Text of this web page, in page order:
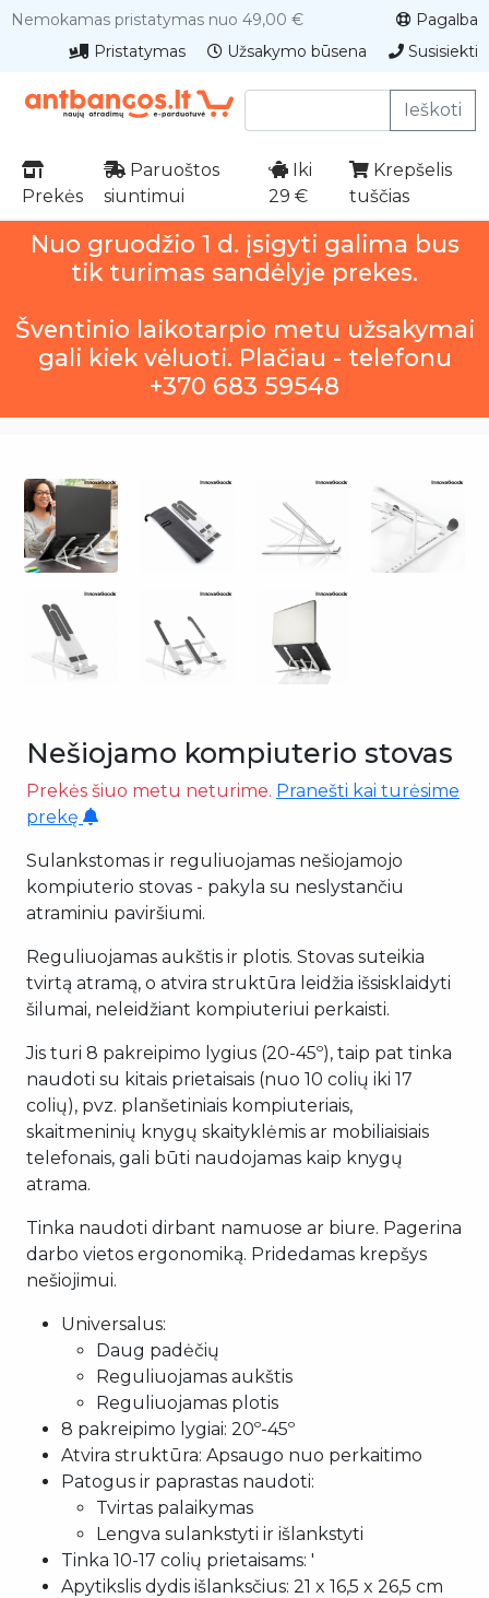
Nemokamas pristatymas nuo 49,00 €
Pagalba
Pristatymas
Užsakymo būsena Susisiekti
Ieškoti
Prekės
Paruoštos
siuntimui
Iki
29 €
Krepšelis
tuščias
Nuo gruodžio 1 d. įsigyti galima bus
tik turimas sandėlyje prekes.
Šventinio laikotarpio metu užsakymai
gali kiek vėluoti. Plačiau - telefonu
+370 683 59548
Nešiojamo kompiuterio stovas
Prekės šiuo metu neturime. Pranešti kai turėsime
prekę
Sulankstomas ir reguliuojamas nešiojamojo
kompiuterio stovas - pakyla su neslystančiu
atraminiu paviršiumi.
Reguliuojamas aukštis ir plotis. Stovas suteikia
tvirtą atramą, o atvira struktūra leidžia išsisklaidyti
šilumai, neleidžiant kompiuteriui perkaisti.
Jis turi 8 pakreipimo lygius (20-45º), taip pat tinka
naudoti su kitais prietaisais (nuo 10 colių iki 17
colių), pvz. planšetiniais kompiuteriais,
skaitmeninių knygų skaityklėmis ar mobiliaisiais
telefonais, gali būti naudojamas kaip knygų
atrama.
Tinka naudoti dirbant namuose ar biure. Pagerina
darbo vietos ergonomiką. Pridedamas krepšys
nešiojimui.
Universalus:
Daug padėčių
Reguliuojamas aukštis
Reguliuojamas plotis
8 pakreipimo lygiai: 20º-45º
Atvira struktūra: Apsaugo nuo perkaitimo
Patogus ir paprastas naudoti:
Tvirtas palaikymas
Lengva sulankstyti ir išlankstyti
Tinka 10-17 colių prietaisams: '
Apytikslis dydis išlanksčius: 21 x 16,5 x 26,5 cm